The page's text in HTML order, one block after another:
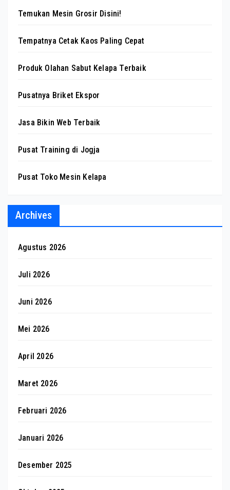
Temukan Mesin Grosir Disini!
Tempatnya Cetak Kaos Paling Cepat
Produk Olahan Sabut Kelapa Terbaik
Pusatnya Briket Ekspor
Jasa Bikin Web Terbaik
Pusat Training di Jogja
Pusat Toko Mesin Kelapa
Archives
Agustus 2026
Juli 2026
Juni 2026
Mei 2026
April 2026
Maret 2026
Februari 2026
Januari 2026
Desember 2025